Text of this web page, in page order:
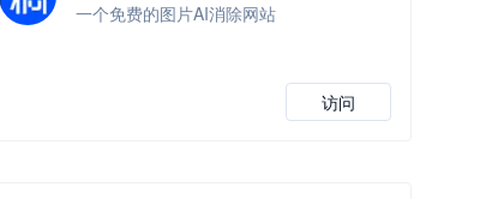
一个免费的图片AI消除网站
访问